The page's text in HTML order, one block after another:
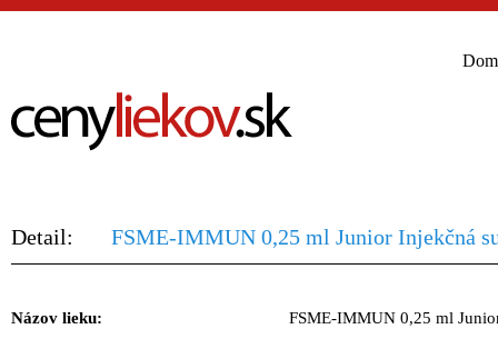
Detail: FSME-IMMUN 0,25 ml Junior Injekčná
Názov lieku:
FSME-IMMUN 0,25 ml